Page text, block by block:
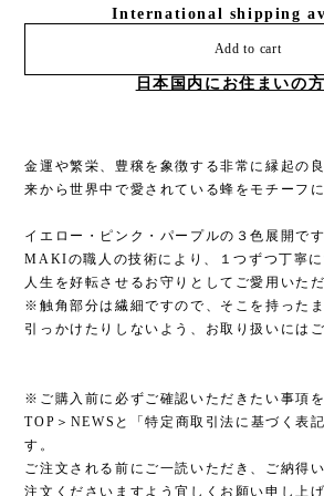
International shipping
Add to cart
日本国内にお住まいの
金運や繁栄、豊穣を象徴する非常に縁起の
来から世界中で愛されている蜂をモチーフ
イエロー・ピンク・パープルの３色展開です
MAKIの職人の技術により、１つずつ丁寧に
人生を好転させるお守りとしてご愛用いた
※触角部分は繊細ですので、そこを持った
引っかけたりしないよう、お取り扱いには
※ご購入前に必ずご確認いただきたい事項
TOP＞NEWSと「特定商取引法に基づく表
す。
ご注文される前にご一読いただき、ご納得
注文くださいますよう宜しくお願い申し上げ